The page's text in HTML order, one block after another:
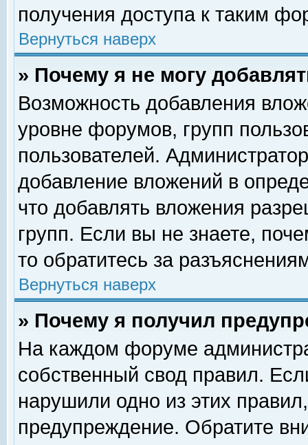
получения доступа к таким
Вернуться наверх
» Почему я не могу
Возможность добавления
уровне форумов, групп
пользователей.
добавление вложений в
что добавлять вложения
групп. Если вы не знаете,
то обратитесь за
Вернуться наверх
» Почему я получил
На каждом форуме
собственный свод правил.
нарушили одно из этих
предупреждение. Обратите